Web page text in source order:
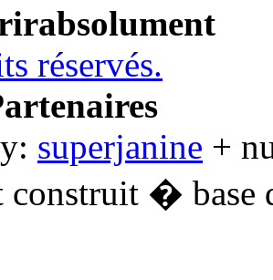
réservés.
superjanine +
construit � base